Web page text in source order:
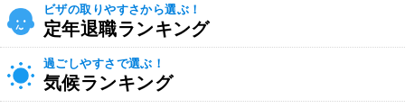
ビザの取りやすさから選ぶ！
定年退職ランキング
過ごしやすさで選ぶ！
気候ランキング